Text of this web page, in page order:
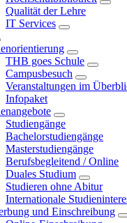
Qualität der Lehre
IT Services
THB goes Schule
Campusbesuch
Veranstaltungen im
Infopaket
Studiengänge
Bachelorstudiengänge
Masterstudiengänge
Berufsbegleitend / Online
Duales Studium
Studieren ohne Abitur
Internationale
und Einschreibung